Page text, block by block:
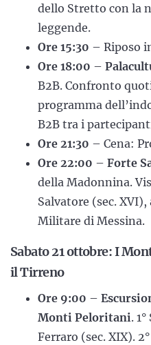
dello Stretto con la
leggende.
Ore 15:30 – Riposo
Ore 18:00 –
B2B. Confronto
programma
B2B tra i
Ore 21:30 – Cena:
Ore 22:00 – Forte
della Madonnina.
Salvatore (sec.
Militare di Messina.
Sabato 21 ottobre: I
il Tirreno
Ore 9:00 –
Monti Peloritani.
Ferraro (sec. XIX).